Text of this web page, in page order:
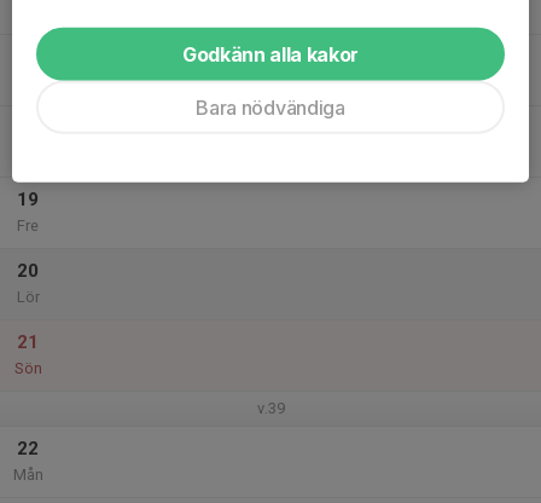
17
19
Fre
20
Lör
21
Sön
v.39
22
Mån
Godkänn alla kakor
Bara nödvändiga